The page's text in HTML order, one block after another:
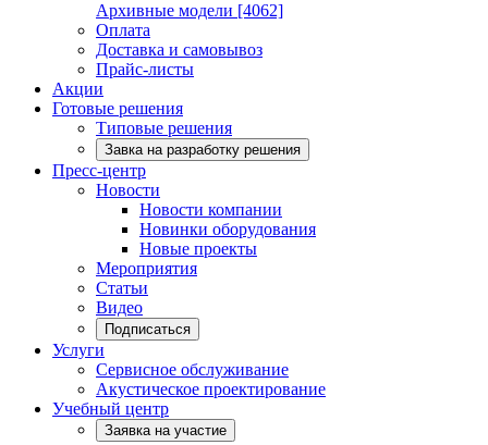
Архивные модели [4062]
Оплата
Доставка и самовывоз
Прайс-листы
Акции
Готовые решения
Типовые решения
Завка на разработку решения
Пресс-центр
Новости
Новости компании
Новинки оборудования
Новые проекты
Мероприятия
Статьи
Видео
Подписаться
Услуги
Сервисное обслуживание
Акустическое проектирование
Учебный центр
Заявка на участие